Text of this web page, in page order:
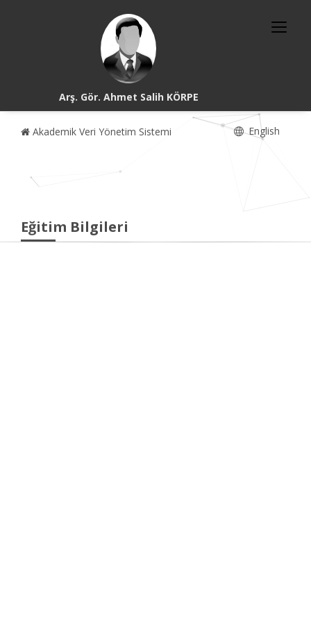
Arş. Gör. Ahmet Salih KÖRPE
Akademik Veri Yönetim Sistemi English
Eğitim Bilgileri